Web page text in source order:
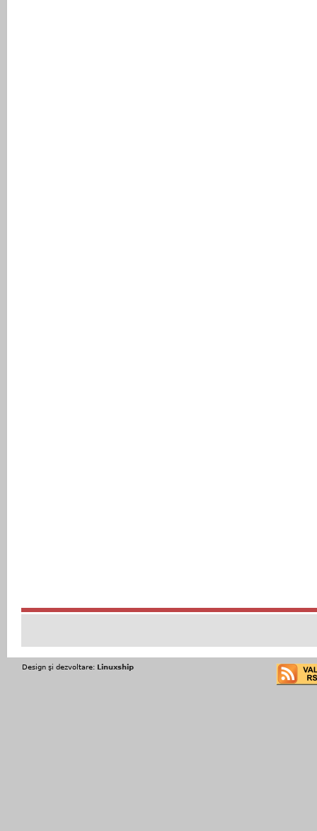
Design şi dezvoltare: Linuxship